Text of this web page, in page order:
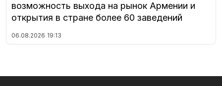
возможность выхода на рынок Армении и
открытия в стране более 60 заведений
06.08.2026 19:13